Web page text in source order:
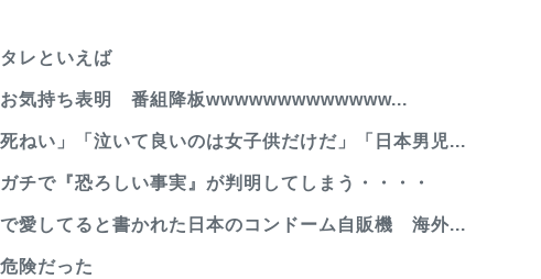
レといえば
お気持ち表明 番組降板wwwwwwwwwwwww...
ねい」「泣いて良いのは女子供だけだ」「日本男児...
チで『恐ろしい事実』が判明してしまう・・・・
で愛してると書かれた日本のコンドーム自販機 海外...
険だった